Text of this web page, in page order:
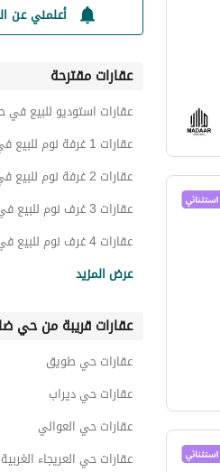
أعلمني عن
عقارات مقترحة
عقارات استوديو للبيع في
عقارات 1 غرفة نوم للبيع في حي ضاحية نمار
عقارات 2 غرفة نوم للبيع في حي ضاحية نمار
عقارات 3 غرف نوم للبيع في حي ضاحية نمار
عقارات 4 غرف نوم للبيع في حي ضاحية نمار
شقق للبيع في حي ضاحية
فلل للبيع في حي ضاحية نمار
استراحات للبيع في حي
عرض المزيد
عقارات قريبة من حي
عقارات حي طويق
عقارات حي ديراب
عقارات حي العوالي
عقارات حي العريجاء الغربية